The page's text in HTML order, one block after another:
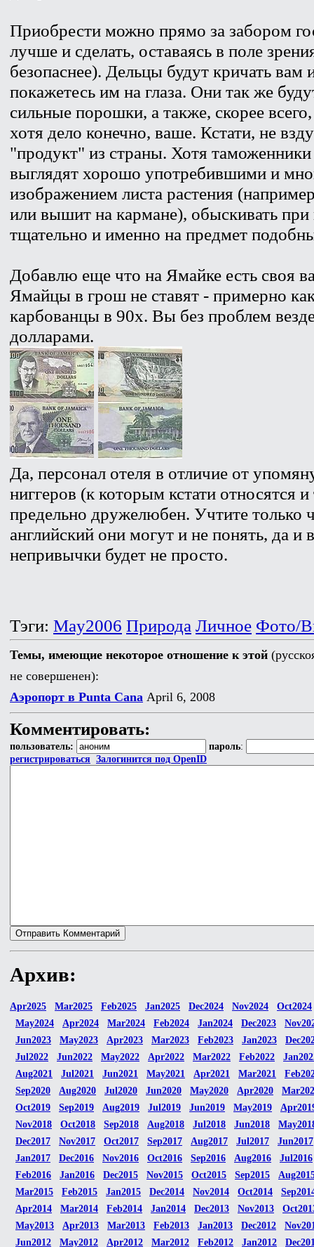
Приобрести можно прямо за забором
лучше и сделать, оставаясь в поле
безопаснее). Дельцы будут кричать вам
покажетесь им на глаза. Они так же
сильные порошки, а также, скорее
хотя дело конечно, ваше. Кстати, не
"продукт" из страны. Хотя
выглядят хорошо употребившими и
изображением листа растения
или вышит на кармане), обыскивать при
тщательно и именно на предмет
Добавлю еще что на Ямайке есть своя
Ямайцы в грош не ставят - примерно
карбованцы в 90х. Вы без проблем
долларами.
Да, персонал отеля в отличие от
ниггеров (к которым кстати относятся
предельно дружелюбен. Учтите только
английский они могут и не понять, да и
непривычки будет не просто.
Тэги: May2006 Природа Личное Фото/
Темы, имеющие некоторое отношение к этой
не совершенен):
Аэропорт в Punta Cana April 6, 2008
Комментировать:
пользователь: пароль:
регистрироваться Залогинится под OpenID
Архив:
Apr2025 Mar2025 Feb2025 Jan2025 Dec2024 Nov2024
Oct2024
May2024
Apr2024 Mar2024 Feb2024 Jan2024 Dec2023
Jun2023
May2023 Apr2023 Mar2023 Feb2023 Jan2023
Jul2022
Jun2022 May2022 Apr2022 Mar2022 Feb2022
Aug2021
Jul2021 Jun2021 May2021 Apr2021 Mar2021
Sep2020
Aug2020 Jul2020 Jun2020 May2020 Apr2020
Oct2019
Sep2019 Aug2019 Jul2019 Jun2019 May2019
Nov2018
Oct2018 Sep2018 Aug2018 Jul2018 Jun2018
Dec2017
Nov2017 Oct2017 Sep2017 Aug2017 Jul2017
Jun2017
Jan2017
Dec2016 Nov2016 Oct2016 Sep2016 Aug2016
Jul2016
Feb2016
Jan2016 Dec2015 Nov2015 Oct2015 Sep2015
Mar2015
Feb2015 Jan2015 Dec2014 Nov2014 Oct2014
Apr2014
Mar2014 Feb2014 Jan2014 Dec2013 Nov2013
May2013
Apr2013 Mar2013 Feb2013 Jan2013 Dec2012
Jun2012
May2012 Apr2012 Mar2012 Feb2012 Jan2012